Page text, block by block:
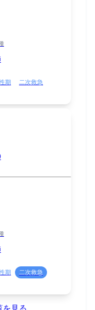
期
二次救急
期
二次救急
を見る